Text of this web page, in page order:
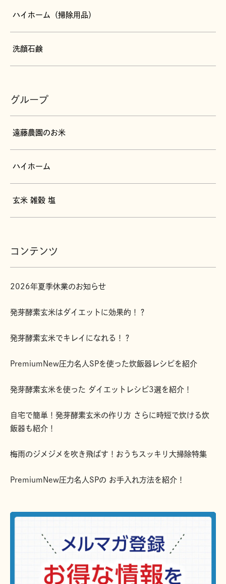
ハイホーム（掃除用品）
洗顔石鹸
グループ
遠藤農園のお米
ハイホーム
玄米 雑穀 塩
コンテンツ
2026年夏季休業のお知らせ
発芽酵素玄米はダイエットに効果的！？
発芽酵素玄米でキレイになれる！？
PremiumNew圧力名人SPを使った炊飯器レシピを紹介
発芽酵素玄米を使った ダイエットレシピ3選を紹介！
自宅で簡単！発芽酵素玄米の作り方 さらに時短で炊ける炊
飯器も紹介！
梅雨のジメジメを吹き飛ばす！おうちスッキリ大掃除特集
PremiumNew圧力名人SPの お手入れ方法を紹介！